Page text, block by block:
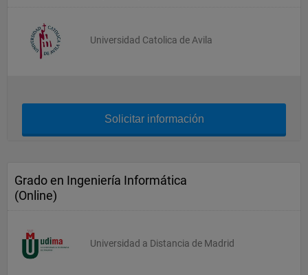
Universidad Catolica de Avila
Solicitar información
Grado en Ingeniería Informática
(Online)
Universidad a Distancia de Madrid